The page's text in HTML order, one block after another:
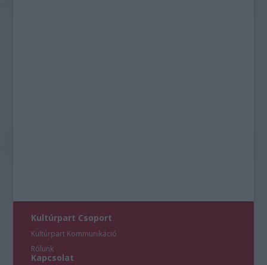
Kultúrpart Csoport
Kultúrpart Kommunikáció
Rólunk
Kapcsolat